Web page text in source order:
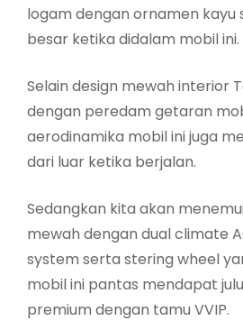
logam dengan ornamen kayu
besar ketika didalam mobil ini.
Selain design mewah interior
dengan peredam getaran
aerodinamika mobil ini juga
dari luar ketika berjalan.
Sedangkan kita akan
mewah dengan dual climate
system serta stering wheel
mobil ini pantas mendapat
premium dengan tamu VVIP.